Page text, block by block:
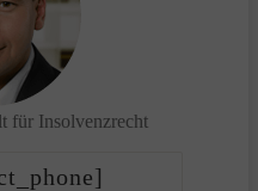
für Insolvenzrecht